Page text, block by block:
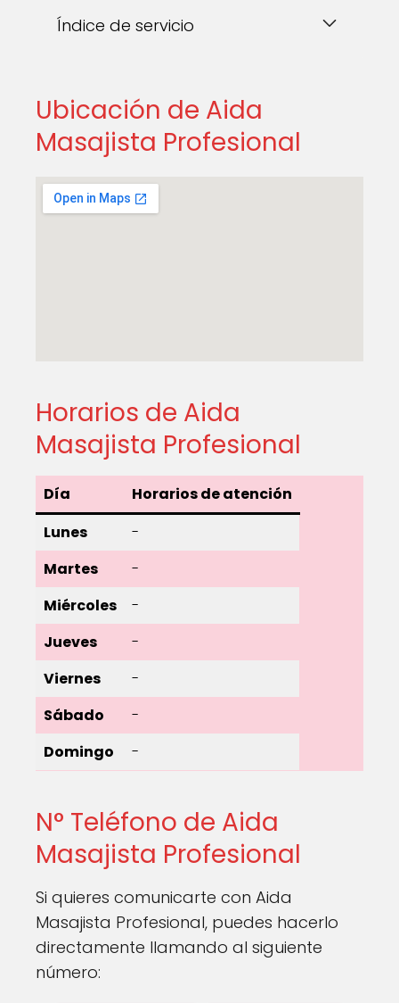
Índice de servicio
Ubicación de Aida
Masajista Profesional
Horarios de Aida
Masajista Profesional
Día
Horarios de atención
Lunes
-
Martes
-
Miércoles
-
Jueves
-
Viernes
-
Sábado
-
Domingo
-
N° Teléfono de Aida
Masajista Profesional
Si quieres comunicarte con Aida
Masajista Profesional, puedes hacerlo
directamente llamando al siguiente
número: